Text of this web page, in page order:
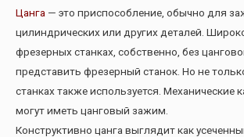
Цанга — это приспособление, обычно для
цилиндрических или других деталей.
фрезерных станках, собственно, без
представить фрезерный станок. Но не
станках также используется. Механические
могут иметь цанговый зажим.
Конструктивно цанга выглядит как